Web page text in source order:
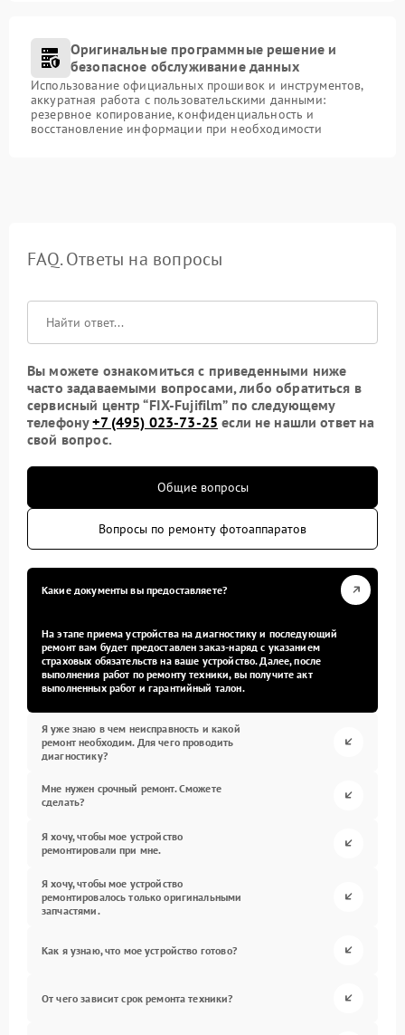
Оригинальные программные решение и
безопасное обслуживание данных
Использование официальных прошивок и инструментов,
аккуратная работа с пользовательскими данными:
резервное копирование, конфиденциальность и
восстановление информации при необходимости
FAQ. Ответы на вопросы
Вы можете ознакомиться с приведенными ниже
часто задаваемыми вопросами, либо обратиться в
сервисный центр “FIX-Fujifilm” по следующему
телефону+7 (495) 023-73-25 если не нашли ответ на
свой вопрос.
Общие вопросы
Вопросы по ремонту фотоаппаратов
Какие документы вы предоставляете?
На этапе приема устройства на диагностику и последующий
ремонт вам будет предоставлен заказ-наряд с указанием
страховых обязательств на ваше устройство. Далее, после
выполнения работ по ремонту техники, вы получите акт
выполненных работ и гарантийный талон.
Я уже знаю в чем неисправность и какой
ремонт необходим. Для чего проводить
диагностику?
Мне нужен срочный ремонт. Сможете
сделать?
Я хочу, чтобы мое устройство
ремонтировали при мне.
Я хочу, чтобы мое устройство
ремонтировалось только оригинальными
запчастями.
Как я узнаю, что мое устройство готово?
От чего зависит срок ремонта техники?